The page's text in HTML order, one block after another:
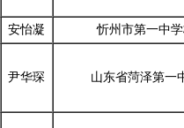
安怡凝 忻州市第一中
尹华琛 山东省菏泽第一